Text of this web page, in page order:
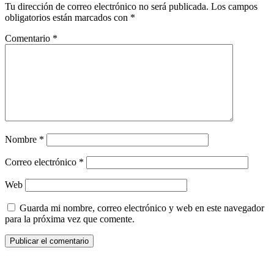
Tu dirección de correo electrónico no será publicada. Los campos
obligatorios están marcados con *
Comentario *
Nombre *
Correo electrónico *
Web
Guarda mi nombre, correo electrónico y web en este navegador
para la próxima vez que comente.